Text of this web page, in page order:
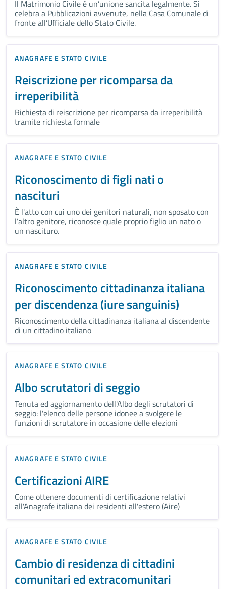
Il Matrimonio Civile è un’unione sancita legalmente. Si
celebra a Pubblicazioni avvenute, nella Casa Comunale di
fronte all’Ufficiale dello Stato Civile.
ANAGRAFE E STATO CIVILE
Reiscrizione per ricomparsa da
irreperibilità
Richiesta di reiscrizione per ricomparsa da irreperibilità
tramite richiesta formale
ANAGRAFE E STATO CIVILE
Riconoscimento di figli nati o
nascituri
È l'atto con cui uno dei genitori naturali, non sposato con
l’altro genitore, riconosce quale proprio figlio un nato o
un nascituro.
ANAGRAFE E STATO CIVILE
Riconoscimento cittadinanza italiana
per discendenza (iure sanguinis)
Riconoscimento della cittadinanza italiana al discendente
di un cittadino italiano
ANAGRAFE E STATO CIVILE
Albo scrutatori di seggio
Tenuta ed aggiornamento dell'Albo degli scrutatori di
seggio: l'elenco delle persone idonee a svolgere le
funzioni di scrutatore in occasione delle elezioni
ANAGRAFE E STATO CIVILE
Certificazioni AIRE
Come ottenere documenti di certificazione relativi
all'Anagrafe italiana dei residenti all'estero (Aire)
ANAGRAFE E STATO CIVILE
Cambio di residenza di cittadini
comunitari ed extracomunitari